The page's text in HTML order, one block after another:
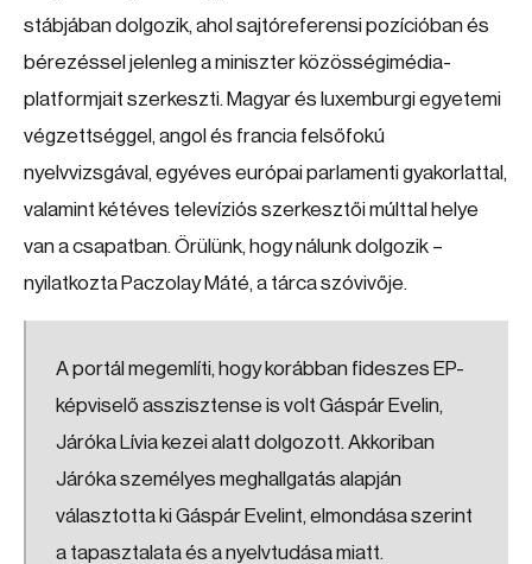
stábjában dolgozik, ahol sajtóreferensi pozícióban és
bérezéssel jelenleg a miniszter közösségimédia-
platformjait szerkeszti. Magyar és luxemburgi egyetemi
végzettséggel, angol és francia felsőfokú
nyelvvizsgával, egyéves európai parlamenti gyakorlattal,
valamint kétéves televíziós szerkesztői múlttal helye
van a csapatban. Örülünk, hogy nálunk dolgozik –
nyilatkozta Paczolay Máté, a tárca szóvivője.
A portál megemlíti, hogy korábban fideszes EP-
képviselő asszisztense is volt Gáspár Evelin,
Járóka Lívia kezei alatt dolgozott. Akkoriban
Járóka személyes meghallgatás alapján
választotta ki Gáspár Evelint, elmondása szerint
a tapasztalata és a nyelvtudása miatt.